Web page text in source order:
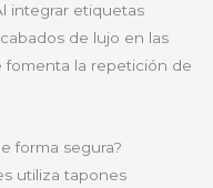
integrar etiquetas
de lujo en las
fomenta la repetición de
forma segura?
utiliza tapones